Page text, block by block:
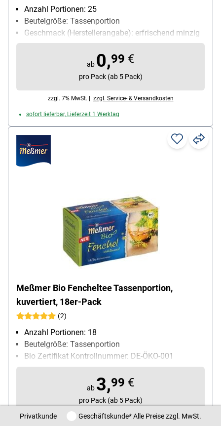
Anzahl Portionen: 25
Beutelgröße: Tassenportion
Geschmack (Herstellerangabe): erfrischend minzig
Kuvert: ohne Kuvert
ab 0,99 €
pro Pack (ab 5 Pack)
zzgl. 7% MwSt. | zzgl. Service- & Versandkosten
sofort lieferbar, Lieferzeit 1 Werktag
Meßmer Bio Fencheltee Tassenportion,
kuvertiert, 18er-Pack
(2)
Anzahl Portionen: 18
Beutelgröße: Tassenportion
Bio Zertifikat Kontrollnummer: DE-ÖKO-001
Geschmack (Herstellerangabe): fein-aromatisch
Teesorte: Kräutertee
Ziehzeit: 6 min
ab 3,99 €
pro Pack (ab 5 Pack)
zzgl. 7% MwSt. | zzgl. Service- & Versandkosten
PrivatkundePrivatkunde / Geschäftskunde
Geschäftskunde* Alle Preise zzgl. MwSt.